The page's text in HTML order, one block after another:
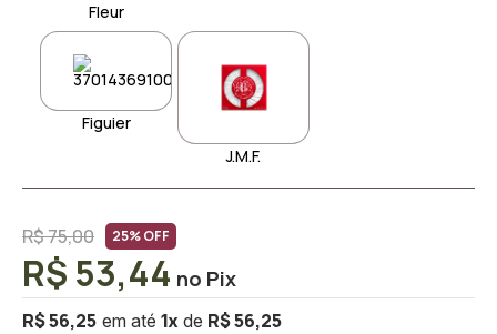
Fleur
Figuier
J.M.F.
R$ 75,00 25% OFF
R$ 56,25 1x R$ 56,25
R$ 53,44